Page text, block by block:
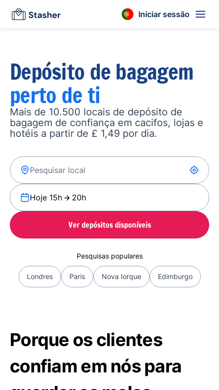
Iniciar sessão
Depósito de bagagem
perto de ti
Mais de 10.500 locais de depósito de
bagagem de confiança em cacifos, lojas e
hotéis a partir de £ 1,49 por dia.
Hoje 15h 20h
Ver depósitos disponíveis
Pesquisas populares
Londres Paris Nova Iorque Edimburgo
Porque os clientes
confiam em nós para